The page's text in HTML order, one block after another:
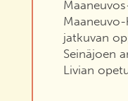
jatkuvan
Seinäjoen
Livian